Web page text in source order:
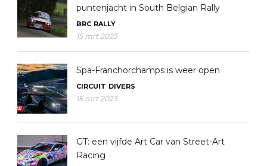
puntenjacht in South Belgian Rally
BRC RALLY
15 mrt 2023
Spa-Franchorchamps is weer open
CIRCUIT DIVERS
15 mrt 2023
GT: een vijfde Art Car van Street-Art
Racing